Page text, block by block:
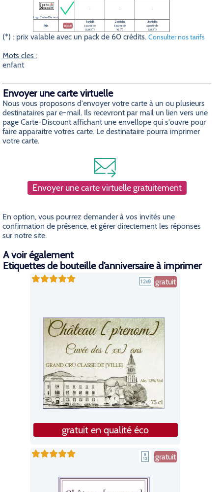
Logo Carte-Discount
- - -
Prix gratuit
1 crédit
à partir de
0,5€ (*)
2 crédits
à partir de
1€ (*)
3 crédits
à partir de
1,5€ (*)
(*) : prix valable avec un pack de 60 crédits. Consulter nos tarifs
Mots cles :
enfant
Envoyer une carte virtuelle
Nous vous proposons d'envoyer votre carte à un ou plusieurs
destinataires par e-mail. Ils recevront par mail un lien vers une
page Carte-Discount affichant une envellope qui s'ouvre pour
faire apparaitre votres carte. Le destinataire pourra imprimer
votre carte.
Envoyer une carte virtuelle gratuitement
En option, vous pourrez demander à vos invités une
confirmation de présence, et gérer directement les réponses
sur notre site.
A voir également
Etiquettes de bouteille d’anniversaire à imprimer
gratuit
gratuit en qualité éco
gratuit